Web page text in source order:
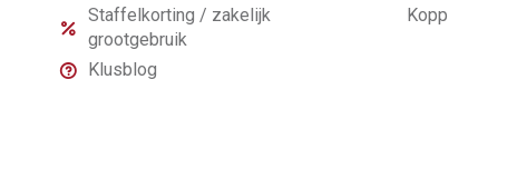
Staffelkorting / zakelijk
grootgebruik
Klusblog
Kopp